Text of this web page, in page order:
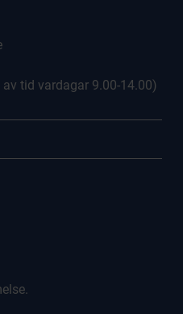
tid vardagar 9.00-14.00)